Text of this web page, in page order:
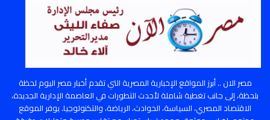
مصر الان .. أبرز المواقع الإخبارية المصرية التي تقدم أخبار مصر اليوم لحظة
بلحظة، إلى جانب تغطية شاملة لأحدث التطورات في العاصمة الإدارية الجديدة،
الاقتصاد المصري، السياسة، الحوادث، الرياضة، والتكنولوجيا. يوفر الموقع